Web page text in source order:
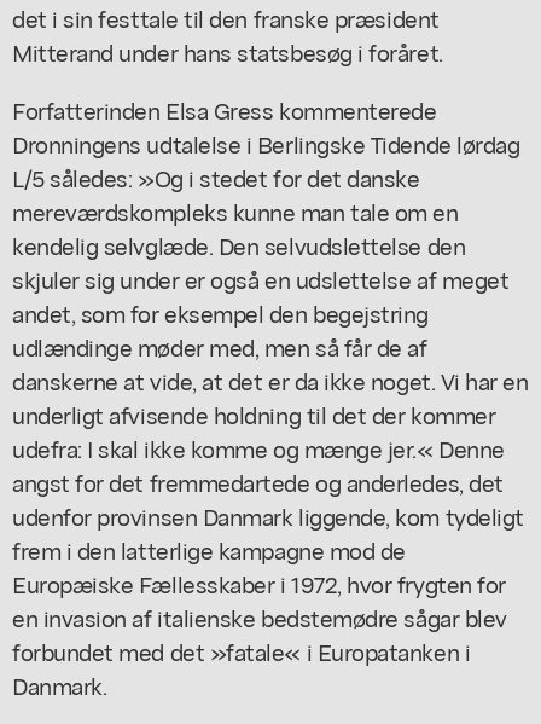
det i sin festtale til den franske præsident
Mitterand under hans statsbesøg i foråret.
Forfatterinden Elsa Gress kommenterede
Dronningens udtalelse i Berlingske Tidende lørdag
L/5 således: »Og i stedet for det danske
mereværdskompleks kunne man tale om en
kendelig selvglæde. Den selvudslettelse den
skjuler sig under er også en udslettelse af meget
andet, som for eksempel den begejstring
udlændinge møder med, men så får de af
danskerne at vide, at det er da ikke noget. Vi har en
underligt afvisende holdning til det der kommer
udefra: I skal ikke komme og mænge jer.« Denne
angst for det fremmedartede og anderledes, det
udenfor provinsen Danmark liggende, kom tydeligt
frem i den latterlige kampagne mod de
Europæiske Fællesskaber i 1972, hvor frygten for
en invasion af italienske bedstemødre sågar blev
forbundet med det »fatale« i Europatanken i
Danmark.